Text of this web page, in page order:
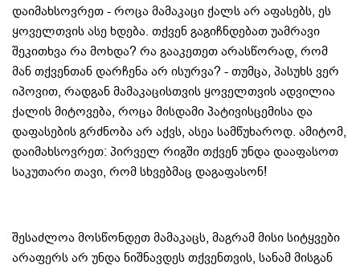
დაიმახსოვრეთ - როცა მამაკაცი ქალს არ აფასებს, ეს
ყოველთვის ასე ხდება. თქვენ გაგიჩნდებათ უამრავი
შეკითხვა რა მოხდა? რა გააკეთეთ არასწორად, რომ
მან თქვენთან დარჩენა არ ისურვა? - თუმცა, პასუხს ვერ
იპოვით, რადგან მამაკაცისთვის ყოველთვის ადვილია
ქალის მიტოვება, როცა მისდამი პატივისცემისა და
დაფასების გრძნობა არ აქვს, ასეა სამწუხაროდ. ამიტომ,
დაიმახსოვრეთ: პირველ რიგში თქვენ უნდა დააფასოთ
საკუთარი თავი, რომ სხვებმაც დაგაფასონ!
შესაძლოა მოსწონდეთ მამაკაცს, მაგრამ მისი სიტყვები
არაფერს არ უნდა ნიშნავდეს თქვენთვის, სანამ მისგან